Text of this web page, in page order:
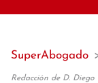
SuperAbogado
Redacción de D. Diego